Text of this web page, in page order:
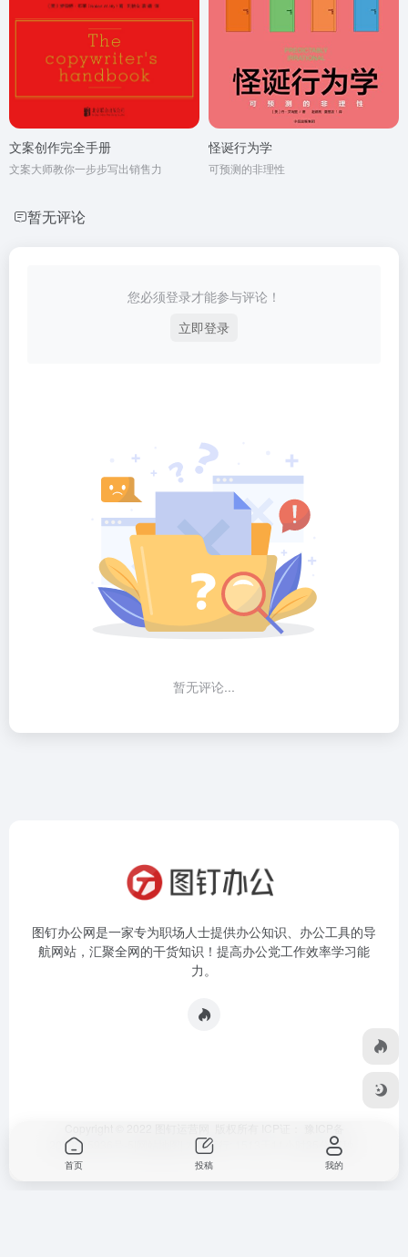
文案创作完全手册
文案大师教你一步步写出销售力
怪诞行为学
可预测的非理性
暂无评论
您必须登录才能参与评论！
立即登录
暂无评论...
图钉办公网是一家专为职场人士提供办公知识、办公工具的导
航网站，汇聚全网的干货知识！提高办公党工作效率学习能
力。
2023015936号-5
本站运行: 1513天11小时35分58秒
首页 投稿 我的